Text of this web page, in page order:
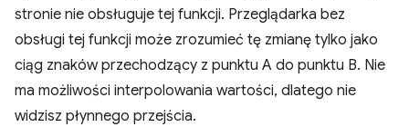
stronie nie obsługuje tej funkcji. Przeglądarka bez
obsługi tej funkcji może zrozumieć tę zmianę tylko jako
ciąg znaków przechodzący z punktu A do punktu B. Nie
ma możliwości interpolowania wartości, dlatego nie
widzisz płynnego przejścia.